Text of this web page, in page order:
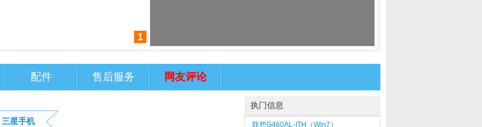
1
配件 售后服务 网友评论
三星手机
执门信息
联想G460AL-ITH（Win7）